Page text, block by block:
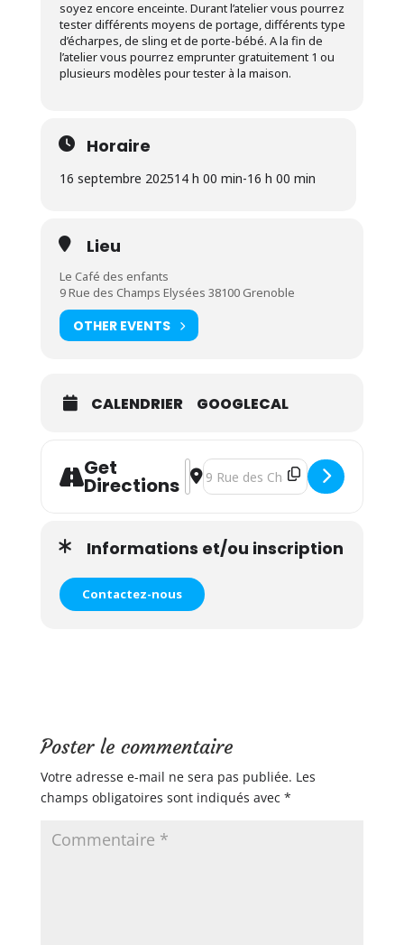
soyez encore enceinte. Durant l’atelier vous pourrez
tester différents moyens de portage, différents type
d’écharpes, de sling et de porte-bébé. A la fin de
l’atelier vous pourrez emprunter gratuitement 1 ou
plusieurs modèles pour tester à la maison.
Horaire
16 septembre 202514 h 00 min-16 h 00 min
Lieu
Le Café des enfants
9 Rue des Champs Elysées 38100 Grenoble
OTHER EVENTS
CALENDRIER GOOGLECAL
Get
Directions
Address - Atelier Portage en
Destination Address - Atelier
Informations et/ou inscription
Contactez-nous
Poster le commentaire
Votre adresse e-mail ne sera pas publiée. Les
champs obligatoires sont indiqués avec *